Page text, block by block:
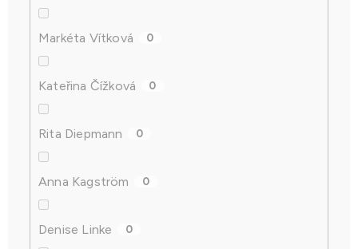
Markéta Vítková 0
Kateřina Čížková 0
Rita Diepmann 0
Anna Kagström 0
Denise Linke 0